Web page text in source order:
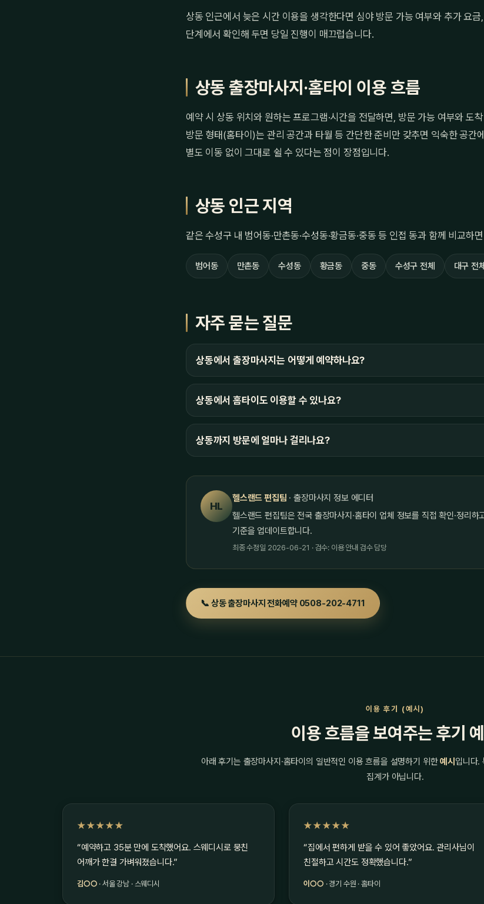
상동 인근에서 늦은 시간 이용을 생각한다면 심야 방문 가능 여부와 추가 요
단계에서 확인해 두면 당일 진행이 매끄럽습니다.
상동 출장마사지·홈타이 이용 흐름
예약 시 상동 위치와 원하는 프로그램·시간을 전달하면, 방문 가능 여부와 도
방문 형태(홈타이)는 관리 공간과 타월 등 간단한 준비만 갖추면 익숙한 공간
별도 이동 없이 그대로 쉴 수 있다는 점이 장점입니다.
상동 인근 지역
같은 수성구 내 범어동·만촌동·수성동·황금동·중동 등 인접 동과 함께 비교하
범어동 만촌동 수성동 황금동 중동 수성구 전체 대구 전체
자주 묻는 질문
상동에서 출장마사지는 어떻게 예약하나요?
상동에서 홈타이도 이용할 수 있나요?
상동까지 방문에 얼마나 걸리나요?
HL
헬스랜드 편집팀 · 출장마사지 정보 에디터
헬스랜드 편집팀은 전국 출장마사지·홈타이 업체 정보를 직접 확인·정리하
기준을 업데이트합니다.
최종 수정일 2026-06-21 · 검수: 이용 안내 검수 담당
📞 상동 출장마사지 전화예약 0508-202-4711
이용 후기 (예시)
이용 흐름을 보여주는 후기
아래 후기는 출장마사지·홈타이의 일반적인 이용 흐름을 설명하기 위한예시 입니다.
집계가 아닙니다.
★★★★★
“예약하고 35분 만에 도착했어요. 스웨디시로 뭉친
어깨가 한결 가벼워졌습니다.”
김○○ · 서울 강남 · 스웨디시
★★★★★
“집에서 편하게 받을 수 있어 좋았어요. 관리사님이
친절하고 시간도 정확했습니다.”
이○○ · 경기 수원 · 홈타이